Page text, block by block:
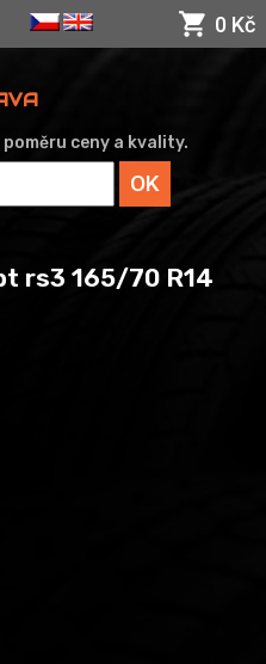
0 Kč
ceny a kvality.
rs3 165/70 R14